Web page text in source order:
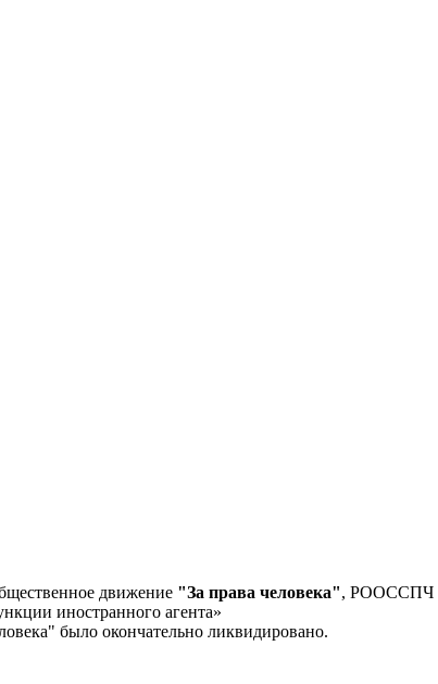
движение "За права человека", РООССПЧ
иностранного агента»
было окончательно ликвидировано.